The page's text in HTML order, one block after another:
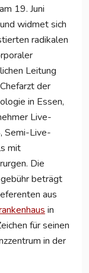
19. Juni
widmet sich
radikalen
Leitung
der
in Essen,
Live-
Semi-Live-
mit
Die
beträgt
aus
in
für seinen
in der